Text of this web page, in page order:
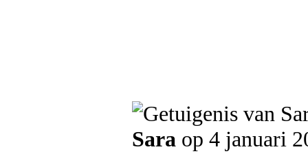
Sara op 4 januari